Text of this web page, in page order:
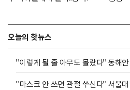
오늘의 핫뉴스
"이렇게 될 줄 아무도 몰랐다" 동해
"마스크 안 쓰면 관절 쑤신다" 서울